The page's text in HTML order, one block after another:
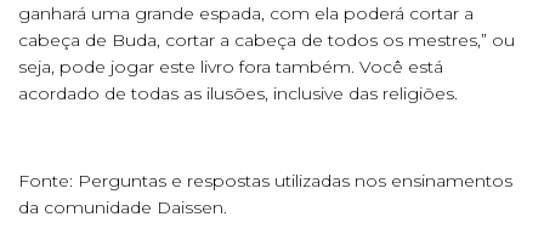
ganhará uma grande espada, com ela poderá cortar a
cabeça de Buda, cortar a cabeça de todos os mestres,” ou
seja, pode jogar este livro fora também. Você está
acordado de todas as ilusões, inclusive das religiões.
Fonte: Perguntas e respostas utilizadas nos ensinamentos
da comunidade Daissen.